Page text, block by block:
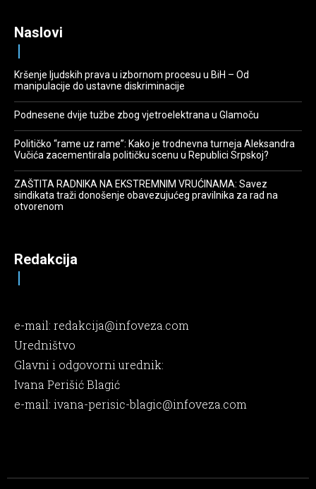
Naslovi
Kršenje ljudskih prava u izbornom procesu u BiH – Od
manipulacije do ustavne diskriminacije
Podnesene dvije tužbe zbog vjetroelektrana u Glamoču
Političko “rame uz rame”: Kako je trodnevna turneja Aleksandra
Vučića zacementirala političku scenu u Republici Srpskoj?
ZAŠTITA RADNIKA NA EKSTREMNIM VRUĆINAMA: Savez
sindikata traži donošenje obavezujućeg pravilnika za rad na
otvorenom
Redakcija
e-mail: redakcija@infoveza.com
Uredništvo
Glavni i odgovorni urednik:
Ivana Perišić Blagić
e-mail: ivana-perisic-blagic@infoveza.com